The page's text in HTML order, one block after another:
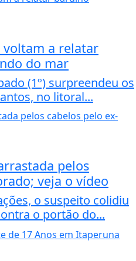
voltam a relatar
do mar
(1º) surpreendeu os
no litoral...
pelos
veja o vídeo
o suspeito colidiu
o portão do...